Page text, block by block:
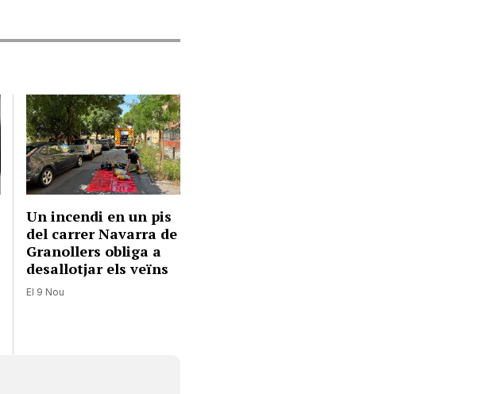
Un incendi en un pis
del carrer Navarra de
Granollers obliga a
desallotjar els veïns
El 9 Nou